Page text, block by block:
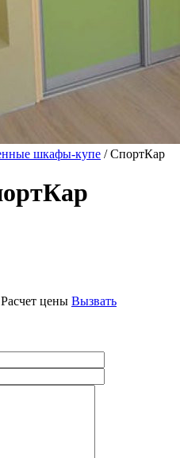
шкафы-купе / СпортКар
Расчет цены Вызвать